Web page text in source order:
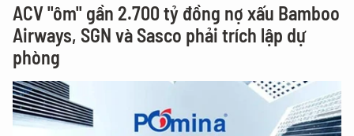
ACV "ôm" gần 2.700 tỷ đồng nợ xấu Bamboo
Airways, SGN và Sasco phải trích lập dự
phòng